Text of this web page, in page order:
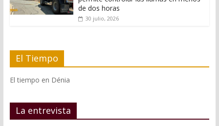
de dos horas
30 julio, 2026
El Tiempo
El tiempo en Dénia
La entrevista